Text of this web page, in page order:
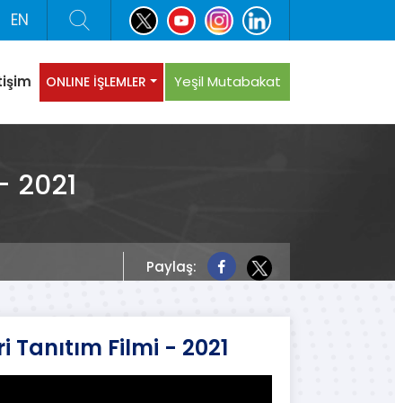
EN
ONLINE İŞLEMLER Yeşil Mutabakat
2021
Paylaş:
Filmi - 2021